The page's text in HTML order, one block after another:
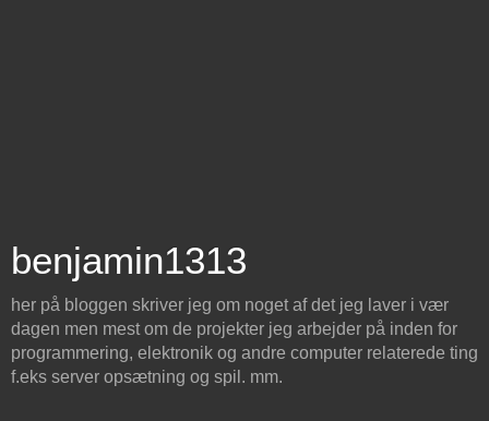
benjamin1313
her på bloggen skriver jeg om noget af det jeg laver i vær
dagen men mest om de projekter jeg arbejder på inden for
programmering, elektronik og andre computer relaterede ting
f.eks server opsætning og spil. mm.